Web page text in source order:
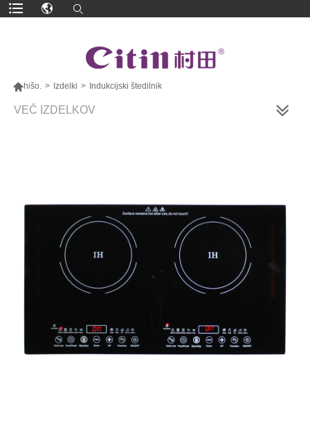
hišo. > Izdelki > Indukcijski štedilnik
VEČ IZDELKOV